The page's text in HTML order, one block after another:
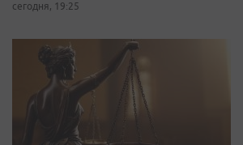
сегодня, 19:25